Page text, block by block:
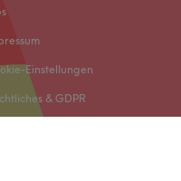
Einstellungen
& GDPR